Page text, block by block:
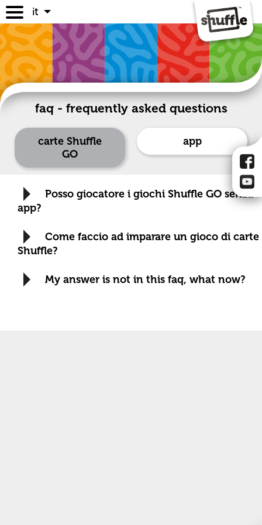
giochi
regole dei giochi
dove acquistarli
faq
it
faq - frequently asked questions
carte Shuffle
GO
app
Posso giocatore i giochi Shuffle GO senza
app?
Come faccio ad imparare un gioco di carte
Shuffle?
My answer is not in this faq, what now?